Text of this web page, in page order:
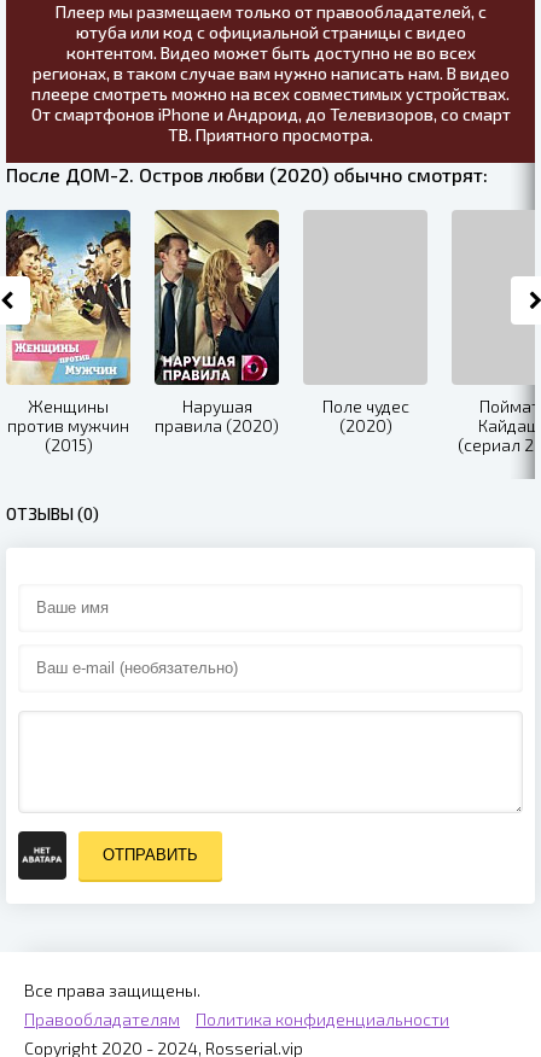
Плеер мы размещаем только от правообладателей, с
ютуба или код с официальной страницы с видео
контентом. Видео может быть доступно не во всех
регионах, в таком случае вам нужно написать нам. В видео
плеере смотреть можно на всех совместимых устройствах.
От смартфонов iPhone и Андроид, до Телевизоров, со смарт
ТВ. Приятного просмотра.
После ДОМ-2. Остров любви (2020) обычно смотрят:
Женщины
против мужчин
(2015)
Нарушая
правила (2020)
Поле чудес
(2020)
(сериал
ОТЗЫВЫ (0)
ОТПРАВИТЬ
Все права защищены.
Правообладателям
Политика конфиденциальности
Copyright 2020 - 2024, Rosserial.vip